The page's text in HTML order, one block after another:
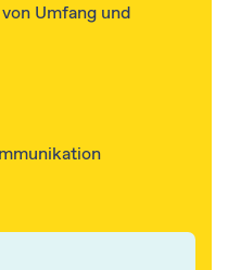
Umfang und